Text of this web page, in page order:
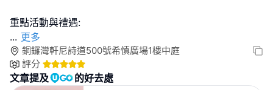
... 更多
銅鑼灣軒尼詩道500號希慎廣場1樓中庭
評分
文章提及 的好去處